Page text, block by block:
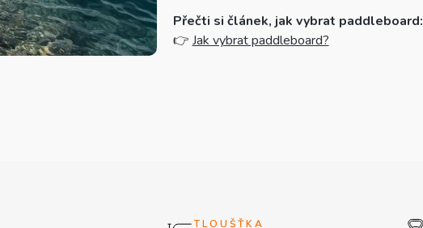
Přečti si článek, jak vybrat paddleboard:
👉 Jak vybrat paddleboard?